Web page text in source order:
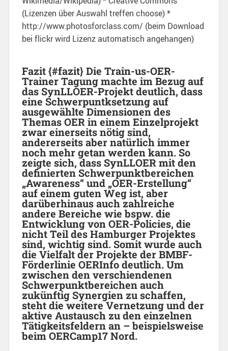
(Lizenzen über Auswahl treffen choose) *
http://www.photosforclass.com/ (beim Download
bei flickr wird Lizenz automatisch angehangen)
Fazit {#fazit} Die Train-us-OER-
Trainer Tagung machte im Bezug auf
das SynLLOER-Projekt deutlich, dass
eine Schwerpuntksetzung auf
ausgewählte Dimensionen des
Themas OER in einem Einzelprojekt
zwar einerseits nötig sind,
andererseits aber natürlich immer
noch mehr getan werden kann. So
zeigte sich, dass SynLLOER mit den
definierten Schwerpunktbereichen
„Awareness“ und „OER-Erstellung“
auf einem guten Weg ist, aber
darüberhinaus auch zahlreiche
andere Bereiche wie bspw. die
Entwicklung von OER-Policies, die
nicht Teil des Hamburger Projektes
sind, wichtig sind. Somit wurde auch
die Vielfalt der Projekte der BMBF-
Förderlinie OERInfo deutlich. Um
zwischen den verschiendenen
Schwerpunktbereichen auch
zukünftig Synergien zu schaffen,
steht die weitere Vernetzung und der
aktive Austausch zu den einzelnen
Tätigkeitsfeldern an – beispielsweise
beim OERCamp17 Nord.